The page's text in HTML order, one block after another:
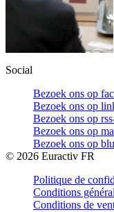
Social
Bezoek ons op
Bezoek ons op
Bezoek ons op
Bezoek ons op
Bezoek ons op
© 2026 Euractiv FR
Politique de
Conditions
Conditions de